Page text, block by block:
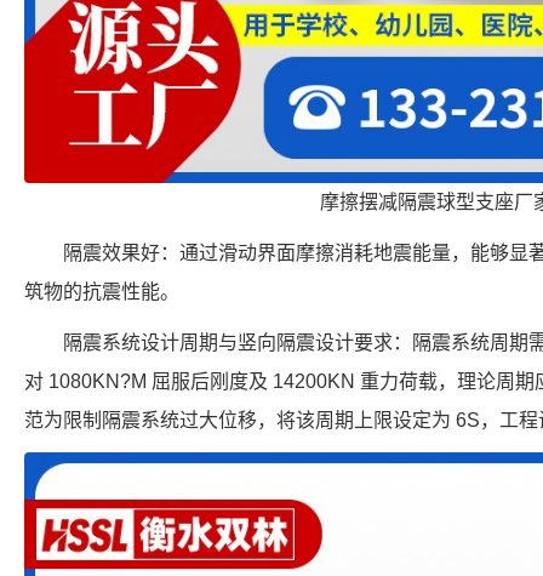
摩擦摆减隔震球型支座厂
隔震效果好：通过滑动界面摩擦消耗地震能量，能够显
筑物的抗震性能。
隔震系统设计周期与竖向隔震设计要求：隔震系统周期
对 1080KN?M 屈服后刚度及 14200KN 重力荷载，理论周
范为限制隔震系统过大位移，将该周期上限设定为 6S，工